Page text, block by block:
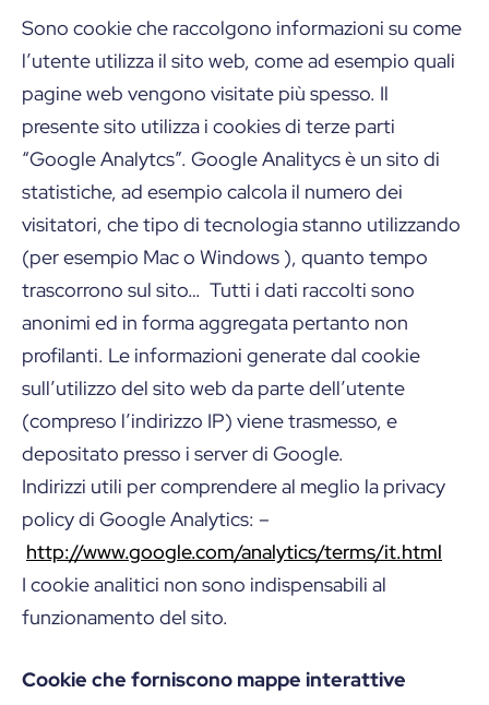
Sono cookie che raccolgono informazioni su come
l’utente utilizza il sito web, come ad esempio quali
pagine web vengono visitate più spesso. Il
presente sito utilizza i cookies di terze parti
“Google Analytcs”. Google Analitycs è un sito di
statistiche, ad esempio calcola il numero dei
visitatori, che tipo di tecnologia stanno utilizzando
(per esempio Mac o Windows ), quanto tempo
trascorrono sul sito… Tutti i dati raccolti sono
anonimi ed in forma aggregata pertanto non
profilanti. Le informazioni generate dal cookie
sull’utilizzo del sito web da parte dell’utente
(compreso l’indirizzo IP) viene trasmesso, e
depositato presso i server di Google.
Indirizzi utili per comprendere al meglio la privacy
policy di Google Analytics: –
http://www.google.com/analytics/terms/it.html
I cookie analitici non sono indispensabili al
funzionamento del sito.
Cookie che forniscono mappe interattive